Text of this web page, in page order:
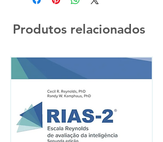
Produtos relacionados